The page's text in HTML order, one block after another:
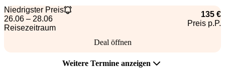
Niedrigster Preis
26.06 – 28.06
Reisezeitraum
135 €
Preis p.P.
Deal öffnen
Weitere Termine anzeigen